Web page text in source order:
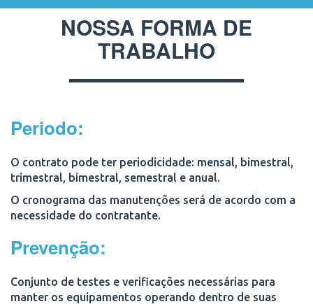
NOSSA FORMA DE
TRABALHO
Periodo:
O contrato pode ter periodicidade: mensal, bimestral,
trimestral, bimestral, semestral e anual.
O cronograma das manutenções será de acordo com a
necessidade do contratante.
Prevenção:
Conjunto de testes e verificações necessárias para
manter os equipamentos operando dentro de suas